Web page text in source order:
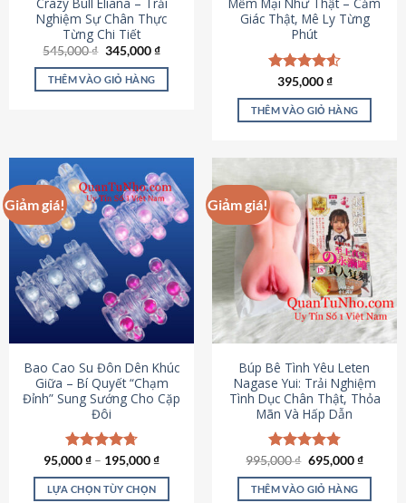
Crazy Bull Eliana – Trải
Nghiệm Sự Chân Thực
Từng Chi Tiết
545,000₫ Giá
là:
545,000 ₫.
345,000₫Giá
tại
THÊM VÀO GIỎ HÀNG
Mềm Mại Như Thật – Cảm
Giác Thật, Mê Ly Từng
Phút
Được xếp
hạng4.53
5 sao
395,000₫
THÊM VÀO GIỎ HÀNG
Giảm giá!
Bao Cao Su Đôn Dên Khúc
Giữa – Bí Quyết “Chạm
Đỉnh” Sung Sướng Cho Cặp
Đôi
Được xếp
hạng4.70
5 sao
95,000₫ – 195,000₫
LỰA CHỌN TÙY CHỌN
Giảm giá!
Búp Bê Tình Yêu Leten
Nagase Yui: Trải Nghiệm
Tình Dục Chân Thật, Thỏa
Mãn Và Hấp Dẫn
Được xếp
hạng4.80
5 sao
995,000₫ Giá
là:
995,000 ₫.
695,000₫Giá
tại
THÊM VÀO GIỎ HÀNG